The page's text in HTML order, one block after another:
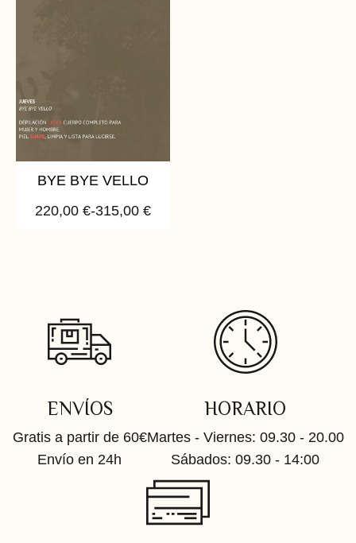
BYE BYE VELLO
220,00 €-315,00 €
ENVÍOS
Gratis a partir de 60€
Envío en 24h
HORARIO
Martes - Viernes: 09.30 - 20.00
Sábados: 09.30 - 14:00